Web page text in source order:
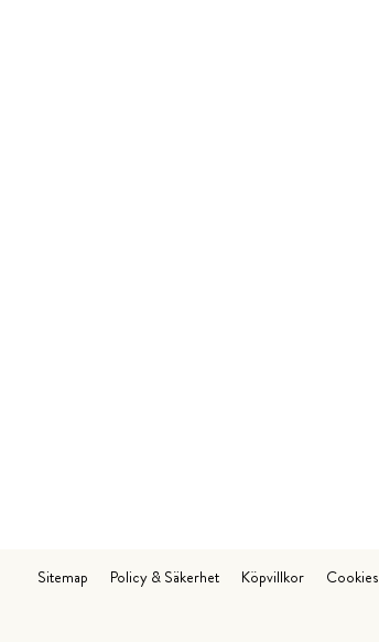
Sitemap Policy & Säkerhet Köpvillkor Cookies